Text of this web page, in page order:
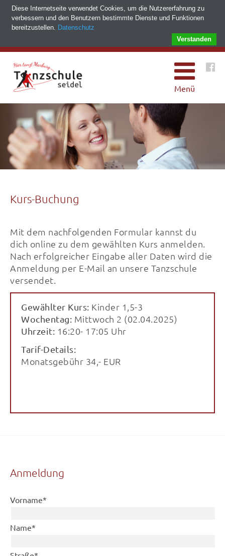
Menü
Kurs-Buchung
Mit dem nachfolgenden Formular kannst du
dich online zu dem gewählten Kurs anmelden.
Nach erfolgreicher Eingabe aller Daten wird die
Anmeldung per E-Mail an unsere Tanzschule
versendet.
Gewählter Kurs: Kinder 1,5-3
Wochentag: Mittwoch 2 (02.04.2025)
Uhrzeit: 16:20- 17:05 Uhr
Tarif-Details:
Monatsgebühr 34,- EUR
Anmeldung
Pflichtfeld
Vorname*
Pflichtfeld
Name*
Diese Internetseite verwendet Cookies, um die Nutzererfahrung zu
verbessern und den Benutzern bestimmte Dienste und Funktionen
bereitzustellen. Datenschutz
Verstanden